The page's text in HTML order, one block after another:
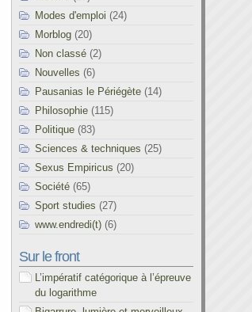
Modes d'emploi (24)
Morblog (20)
Non classé (2)
Nouvelles (6)
Pausanias le Périégète (14)
Philosophie (115)
Politique (83)
Sciences & techniques (25)
Sexus Empiricus (20)
Société (65)
Sport studies (27)
www.endredi(t) (6)
Sur le front
L’impératif catégorique à l’épreuve
du logarithme